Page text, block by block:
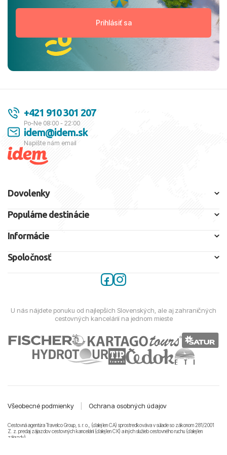
+421 910 301 207
Po-Ne 08:00 - 22:00
idem@idem.sk
Napíšte nám email
Dovolenky
Populárne destinácie
Informácie
Spoločnosť
U nás nájdete ponuku od najlepších Slovenských, ale aj zahraničných
cestovných kancelárií na jednom mieste
Všeobecné podmienky Ochrana osobných údajov
Cestovná agentúra Travelco Group, s. r. o., (ďalej len CA) sprostredkováva v súlade so zákonom 281/2001
Z. z. predaj zájazdov cestovných kancelárii (ďalej len CK) a iných služieb cestovného ruchu (ďalej len
zájazdy).